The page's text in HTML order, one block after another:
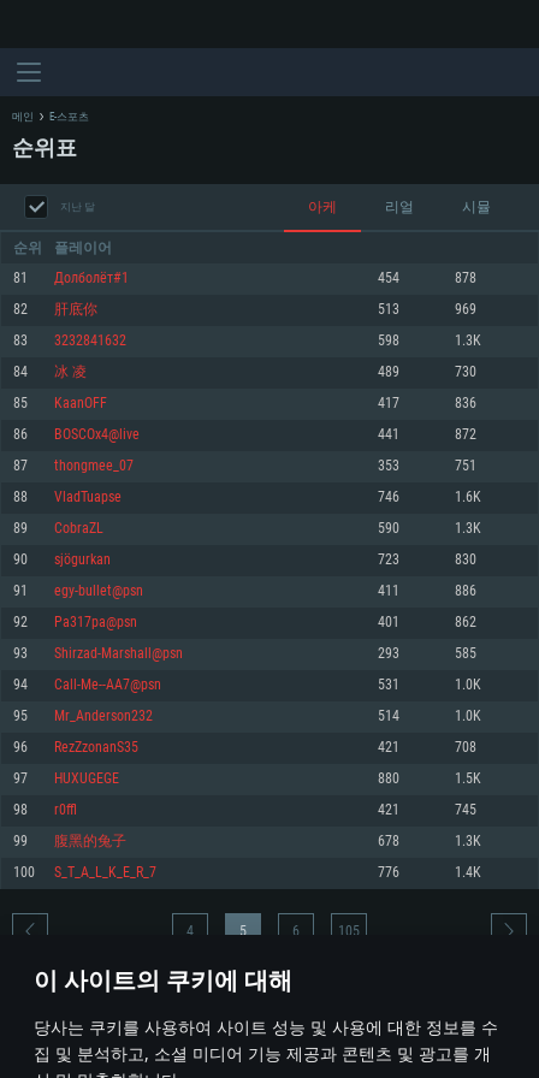
이 사이트의 쿠키에 대해
당사는 쿠키를 사용하여 사이트 성능 및 사용에 대한 정보를 수
집 및 분석하고, 소셜 미디어 기능 제공과 콘텐츠 및 광고를 개
최소사양
운영체제: Windows 10 (64 bit)
프로세서: 2.2 GHz 듀얼코어 이상
메모리: 4GB
그래픽 카드: DirectX 11 이상을 지원하는 AMD Radeon 77XX / NVIDIA
GeForce GT 660. 최소 사양 해상도: 720p
네트워크: 브로드밴드 인터넷
여유 저장 공간: 22.1 GB (최소 클라이언트)
권장 사양
570 혹은 그 이상
여유 저장 공간: 62.2 GB (전체 클라이언트)
최소사양
운영체제: Mac OS Big Sur 11.0
프로세서: 최소 2.2 GHz의 Core i5 (Intel Xeon 은 지원하지 않습니다)
메모리: 6 GB
그래픽 카드: Metal 을 지원하는 Intel Iris Pro 5200 (Mac), 혹은 이와 비슷한 성
능을 가지는 Mac 버전의 AMD/Nvidia. 최소 해상도: 720p
네트워크: 브로드밴드 인터넷
여유 저장 공간: 22.1 GB (최소 클라이언트)
권장 사양
네트워크: 브로드밴드 인터넷
여유 저장 공간: 62.2 GB (전체 클라이언트)
최소사양
운영체제: 64bit Linux 중 최신 버전
프로세서: 2.4 GHz 듀얼코어
메모리: 4 GB
그래픽 카드: Vulkan 을 지원하고, 최신 그래픽 드라이버를 지원하는 NVIDIA
660 (6개월 미만) 혹은 그와 동급의 성능을 가지며 최신 그래픽 드라이버를 지
원하는 AMD (6개월 미만; 최소사양 지원 해상도 720p)
네트워크: 브로드밴드 인터넷
여유 저장 공간: 22.1 GB (최소 클라이언트)
권장 사양
운영체제: Ubuntu 20.04 64bit
프로세서: Intel Core i7
메모리: 16 GB
그래픽 카드: Vulkan 을 지원하고, 최신 그래픽 드라이버를 지원하는 NVIDIA
1060 (6개월 미만) 혹은 그와 동급의 성능을 가지며 최신 그래픽 드라이버를
지원하는 AMD RX 570 (6개월 미만; 최소사양 지원 해상도 720p) 이상
여유 저장 공간: 62.2 GB (전체 클라이언트)
메인 E-스포츠
순위표
지난 달 아케 리얼 시뮬
순위 플레이어
81 Долболёт#1 454 878
82 肝底你 513 969
83 3232841632 598 1.3K
84 冰 凌 489 730
85 KaanOFF 417 836
86 BOSCOx4@live 441 872
87 thongmee_07 353 751
88 VladTuapse 746 1.6K
89 CobraZL 590 1.3K
90 sjögurkan 723 830
91 egy-bullet@psn 411 886
92 Pa317pa@psn 401 862
93 Shirzad-Marshall@psn 293 585
94 Call-Me--AA7@psn 531 1.0K
95 Mr_Anderson232 514 1.0K
96 RezZzonanS35 421 708
97 HUXUGEGE 880 1.5K
98 r0ffl 421 745
99 腹黑的兔子 678 1.3K
100 S_T_A_L_K_E_R_7 776 1.4K
* 순위표는 매일 1회 갱신됩니다
4 5 6 105